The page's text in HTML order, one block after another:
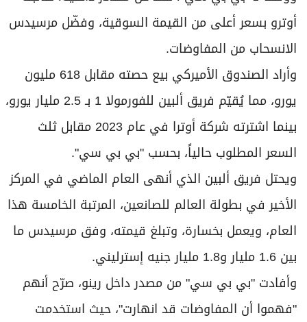
أوترو بسعر أعلى من القيمة السوقية، وفضّل مرسيدس
الانسحاب من المفاوضات.
وأراد الصندوق الأميركي بيع حصته مقابل 618 مليون
يورو، مما يُقيّم فريق ألبين للفورمولا 1 بـ 2.5 مليار يورو،
بينما اشترته شركة أوترا في عام 2023 مقابل ثلث
السعر المطلوب حالياً، بحسب "بي بي سي".
ويحتل فريق ألبين الذي أنهى العام الماضي في المركز
الأخير في بطولة العالم للصانعين، المرتبة الخامسة هذا
العام، ويعمل بخسارة، وتبلغ قيمته، وفق مرسيدس ما
بين 1.6 مليار و1.8 مليار جنيه إسترليني.
وأفادت "بي بي سي" من مصدر داخل رينو، صرّح أنهم
"فهموا أن المفاوضات قد انهارت"، حيث استخدمت